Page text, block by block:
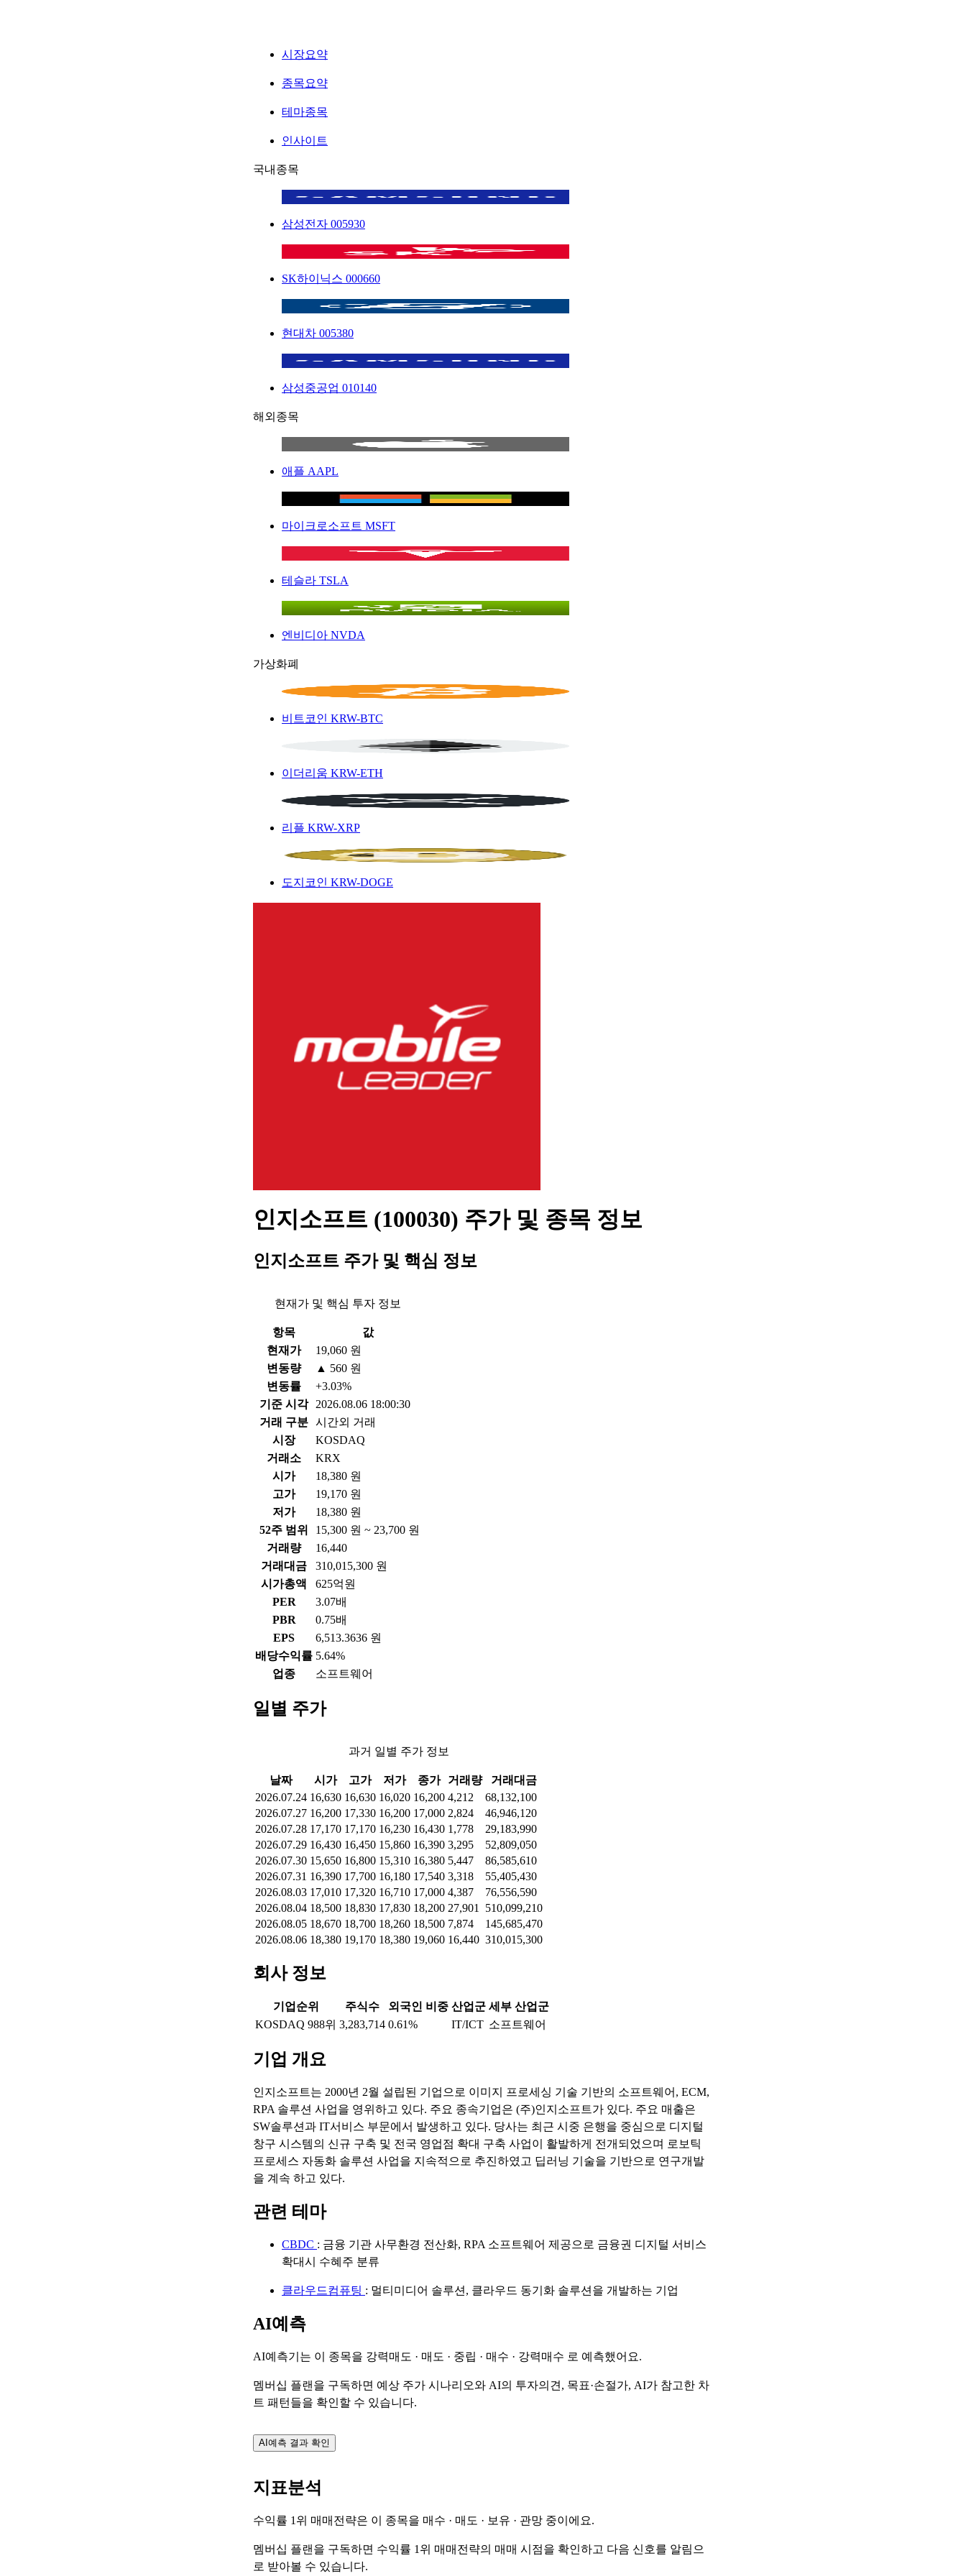
시장요약
종목요약
테마종목
인사이트
국내종목
삼성전자 005930
SK하이닉스 000660
현대차 005380
삼성중공업 010140
해외종목
애플 AAPL
마이크로소프트 MSFT
테슬라 TSLA
엔비디아 NVDA
가상화폐
비트코인 KRW-BTC
이더리움 KRW-ETH
리플 KRW-XRP
도지코인 KRW-DOGE
인지소프트 (100030) 주가 및 종목 정보
인지소프트 주가 및 핵심 정보
현재가 및 핵심 투자 정보
항목
값
현재가
19,060 원
변동량
▲ 560 원
변동률
+3.03%
기준 시각
2026.08.06 18:00:30
거래 구분 시간외 거래
시장
KOSDAQ
거래소
KRX
시가
18,380 원
고가
19,170 원
저가
18,380 원
52주 범위
15,300 원 ~ 23,700 원
거래량
16,440
거래대금
310,015,300 원
시가총액
625억원
PER
3.07배
PBR
0.75배
EPS
6,513.3636 원
배당수익률 5.64%
업종
소프트웨어
일별 주가
과거 일별 주가 정보
날짜 시가 고가 저가 종가 거래량
거래대금
2026.07.24 16,630 16,630 16,020 16,200 4,212
68,132,100
2026.07.27 16,200 17,330 16,200 17,000 2,824
46,946,120
2026.07.28 17,170 17,170 16,230 16,430 1,778
29,183,990
2026.07.29 16,430 16,450 15,860 16,390 3,295
52,809,050
2026.07.30 15,650 16,800 15,310 16,380 5,447
86,585,610
2026.07.31 16,390 17,700 16,180 17,540 3,318
55,405,430
2026.08.03 17,010 17,320 16,710 17,000 4,387
76,556,590
2026.08.04 18,500 18,830 17,830 18,200 27,901
510,099,210
2026.08.05 18,670 18,700 18,260 18,500 7,874
145,685,470
2026.08.06 18,380 19,170 18,380 19,060 16,440 310,015,300
회사 정보
기업순위 주식수 외국인 비중 산업군 세부 산업군
KOSDAQ 988위 3,283,714 0.61% IT/ICT 소프트웨어
기업 개요
인지소프트는 2000년 2월 설립된 기업으로 이미지 프로세싱 기술 기반의 소프트웨어, ECM,
RPA 솔루션 사업을 영위하고 있다. 주요 종속기업은 (주)인지소프트가 있다. 주요 매출은
SW솔루션과 IT서비스 부문에서 발생하고 있다. 당사는 최근 시중 은행을 중심으로 디지털
창구 시스템의 신규 구축 및 전국 영업점 확대 구축 사업이 활발하게 전개되었으며 로보틱
프로세스 자동화 솔루션 사업을 지속적으로 추진하였고 딥러닝 기술을 기반으로 연구개발
을 계속 하고 있다.
관련 테마
CBDC : 금융 기관 사무환경 전산화, RPA 소프트웨어 제공으로 금융권 디지털 서비스
확대시 수혜주 분류
클라우드컴퓨팅 : 멀티미디어 솔루션, 클라우드 동기화 솔루션을 개발하는 기업
AI예측
AI예측기는 이 종목을 강력매도 · 매도 · 중립 · 매수 · 강력매수 로 예측했어요.
멤버십 플랜을 구독하면 예상 주가 시나리오와 AI의 투자의견, 목표·손절가, AI가 참고한 차
트 패턴들을 확인할 수 있습니다.
AI예측 결과 확인
지표분석
수익률 1위 매매전략은 이 종목을 매수 · 매도 · 보유 · 관망 중이에요.
멤버십 플랜을 구독하면 수익률 1위 매매전략의 매매 시점을 확인하고 다음 신호를 알림으
로 받아볼 수 있습니다.